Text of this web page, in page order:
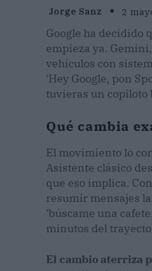
Jorge Sanz 2
Google ha decidido
empieza ya.
vehículos con
'Hey Google, pon
tuvieras un copiloto
Qué cambia
El movimiento lo
Asistente clásico
que eso implica.
resumir mensajes
'búscame una
minutos del
El cambio aterriza